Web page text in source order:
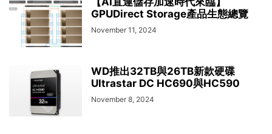
GPUDirect Storage產品生態總覽
November 11, 2024
WD推出32TB與26TB新款硬碟
Ultrastar DC HC690與HC590
November 8, 2024